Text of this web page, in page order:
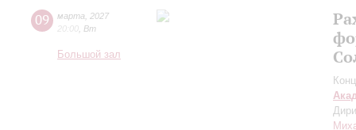
09 марта
2027
20:00 Вт
Большой зал